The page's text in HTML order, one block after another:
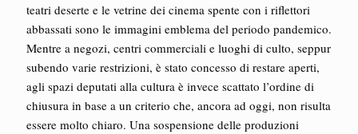
teatri deserte e le vetrine dei cinema spente con i riflettori
abbassati sono le immagini emblema del periodo pandemico.
Mentre a negozi, centri commerciali e luoghi di culto, seppur
subendo varie restrizioni, è stato concesso di restare aperti,
agli spazi deputati alla cultura è invece scattato l’ordine di
chiusura in base a un criterio che, ancora ad oggi, non risulta
essere molto chiaro. Una sospensione delle produzioni